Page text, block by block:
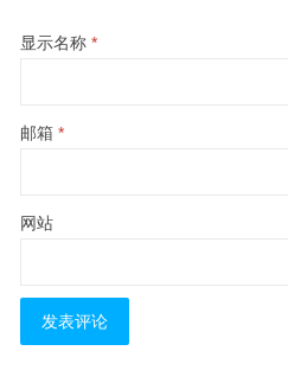
显示名称 *
邮箱 *
网站